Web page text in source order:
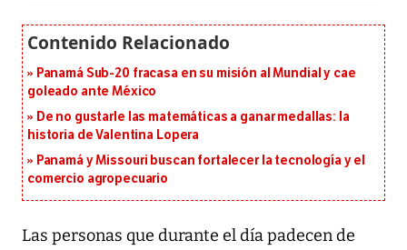
Panamá Sub-20 fracasa en su misión al Mundial y cae
goleado ante México
De no gustarle las matemáticas a ganar medallas: la
historia de Valentina Lopera
Panamá y Missouri buscan fortalecer la tecnología y el
comercio agropecuario
Las personas que durante el día padecen de